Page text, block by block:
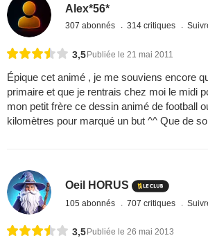
Alex*56*
307 abonnés 314 critiques
3,5Publiée le 21 mai 2011
Épique cet animé , je me souviens encore
primaire et que je rentrais chez moi le midi
mon petit frère ce dessin animé de football
kilomètres pour marqué un but ^^ Que de
Oeil HORUS
105 abonnés 707 critiques
3,5 Publiée le 26 mai 2013